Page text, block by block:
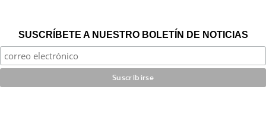
SUSCRÍBETE A NUESTRO BOLETÍN DE NOTICIAS